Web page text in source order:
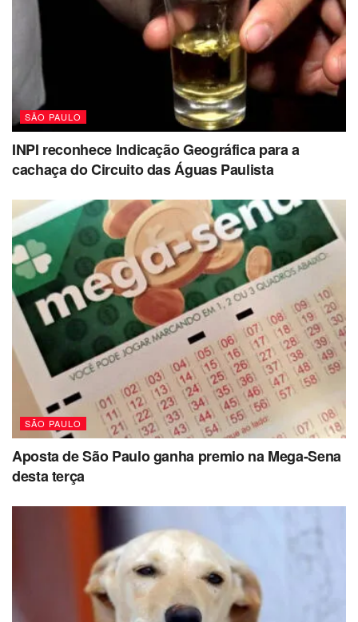
SÃO PAULO
INPI reconhece Indicação Geográfica para a
cachaça do Circuito das Águas Paulista
SÃO PAULO
Aposta de São Paulo ganha premio na Mega-Sena
desta terça